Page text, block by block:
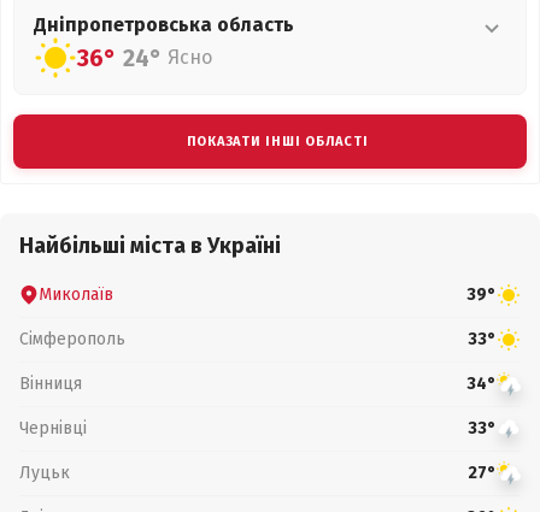
Дніпропетровська область
36° 24° Ясно
ПОКАЗАТИ ІНШІ ОБЛАСТІ
Найбільші міста в Україні
Миколаїв 39°
Сімферополь 33°
Вінниця 34°
Чернівці 33°
Луцьк 27°